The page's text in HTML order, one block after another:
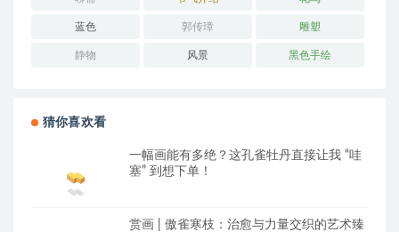
蓝色 郭传璋 雕塑
静物 风景 黑色手绘
猜你喜欢看
一幅画能有多绝？这孔雀牡丹直接让我 “哇
塞” 到想下单！
赏画 | 傲雀寒枝：治愈与力量交织的艺术臻